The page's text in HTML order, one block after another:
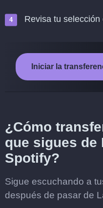
Revisa tu
Iniciar la
¿Cómo
que sigues de
Spotify?
Sigue escuchando a
después de pasar de